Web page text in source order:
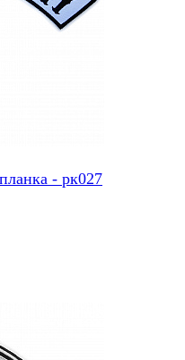
- рк027